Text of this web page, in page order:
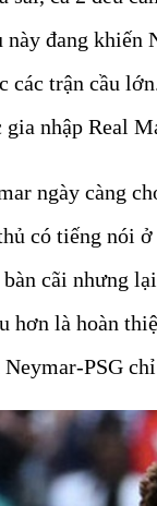
đang khiến
các trận cầu
gia nhập Real
ngày càng
có tiếng nói
cãi nhưng
hơn là hoàn
Neymar-PSG